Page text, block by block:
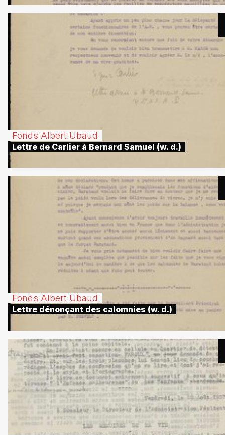
Fonds Albert Ubaud
Lettre de Carlier à Bernard Samuel (w. d.)
Fonds Albert Ubaud
Lettre dénonçant des calomnies (w. d.)